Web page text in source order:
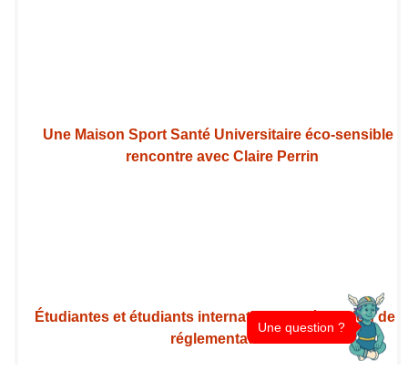
Une Maison Sport Santé Universitaire éco-sensible :
rencontre avec Claire Perrin
Étudiantes et étudiants internationaux : évolution de
réglementation
Une question ?